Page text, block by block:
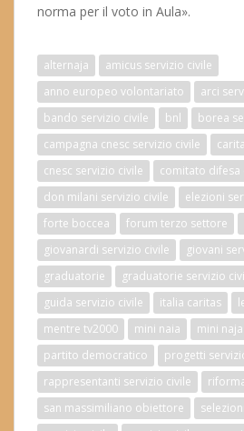
norma per il voto in Aula».
alternaja
amicus servizio civile
anno europeo volontariato
arci
bando servizio civile
bnl
borea
campagna cnesc servizio civile
cnesc servizio civile
comitato difesa
don milani servizio civile
elezioni
forte boccea
forum terzo settore
giovanardi servizio civile
giovani
graduatorie
graduatorie servizio
guida servizio civile
italia caritas
mentre tv2000
mini naia mini naja
partito democratico
progetti
rappresentanti servizio civile
san massimiliano obiettore